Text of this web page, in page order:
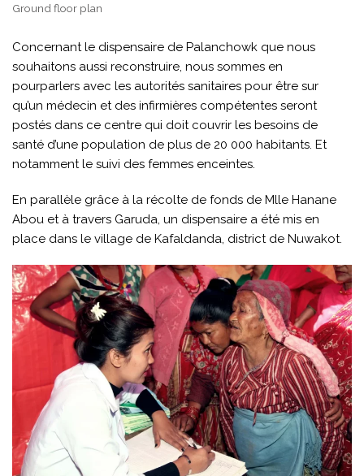
Ground floor plan
Concernant le dispensaire de Palanchowk que nous
souhaitons aussi reconstruire, nous sommes en
pourparlers avec les autorités sanitaires pour être sur
qu’un médecin et des infirmières compétentes seront
postés dans ce centre qui doit couvrir les besoins de
santé d’une population de plus de 20 000 habitants. Et
notamment le suivi des femmes enceintes.
En parallèle grâce à la récolte de fonds de Mlle Hanane
Abou et à travers Garuda, un dispensaire a été mis en
place dans le village de Kafaldanda, district de Nuwakot.